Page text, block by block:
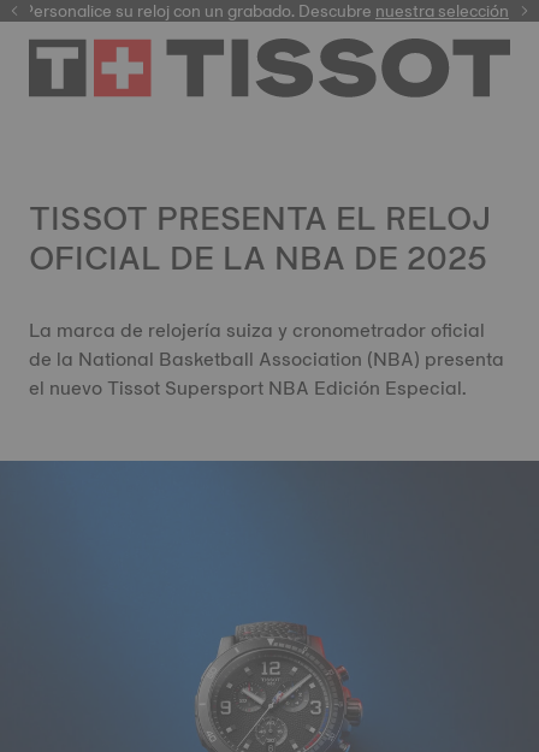
Personalice su reloj con un grabado. Descubrenuestra selección
garantía digital
TISSOT PRESENTA EL RELOJ
OFICIAL DE LA NBA DE 2025
La marca de relojería suiza y cronometrador oficial
de la National Basketball Association (NBA) presenta
el nuevo Tissot Supersport NBA Edición Especial.